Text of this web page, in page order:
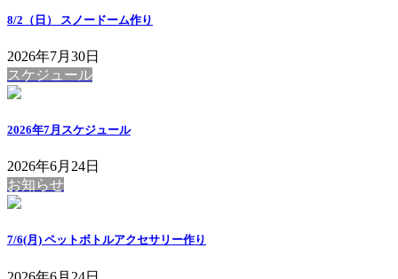
8/2（日） スノードーム作り
2026年7月30日
スケジュール
2026年7月スケジュール
2026年6月24日
お知らせ
7/6(月) ペットボトルアクセサリー作り